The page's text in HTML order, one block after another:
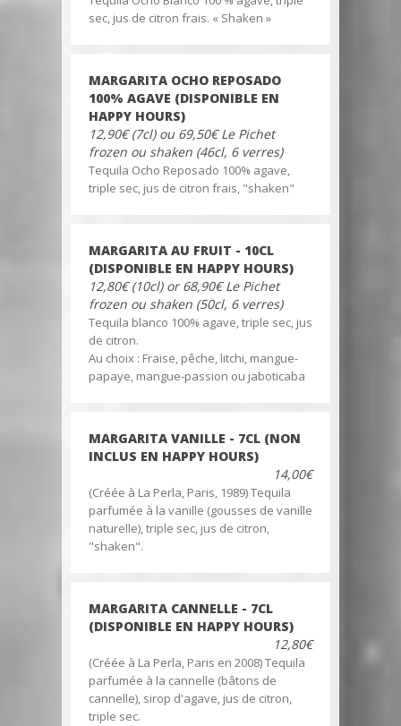
sec, jus de citron frais. « Shaken »
MARGARITA OCHO REPOSADO
100% AGAVE (DISPONIBLE EN
HAPPY HOURS)
12,90€ (7cl) ou 69,50€ Le Pichet
frozen ou shaken (46cl, 6 verres)
Tequila Ocho Reposado 100% agave,
triple sec, jus de citron frais, "shaken"
MARGARITA AU FRUIT - 10CL
(DISPONIBLE EN HAPPY HOURS)
12,80€ (10cl) or 68,90€ Le Pichet
frozen ou shaken (50cl, 6 verres)
Tequila blanco 100% agave, triple sec, jus
de citron.
Au choix : Fraise, pêche, litchi, mangue-
papaye, mangue-passion ou jaboticaba
MARGARITA VANILLE - 7CL (NON
INCLUS EN HAPPY HOURS)
14,00€
(Créée à La Perla, Paris, 1989) Tequila
parfumée à la vanille (gousses de vanille
naturelle), triple sec, jus de citron,
"shaken".
MARGARITA CANNELLE - 7CL
(DISPONIBLE EN HAPPY HOURS)
12,80€
(Créée à La Perla, Paris en 2008) Tequila
parfumée à la cannelle (bâtons de
cannelle), sirop d'agave, jus de citron,
triple sec.